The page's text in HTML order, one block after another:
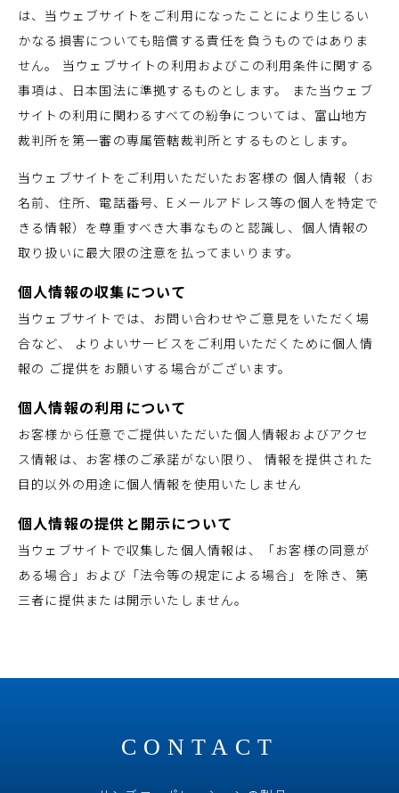
は、当ウェブサイトをご利用になったことにより生じるい
かなる損害についても賠償する責任を負うものではありま
せん。 当ウェブサイトの利用およびこの利用条件に関する
事項は、日本国法に準拠するものとします。 また当ウェブ
サイトの利用に関わるすべての紛争については、富山地方
裁判所を第一審の専属管轄裁判所とするものとします。
当ウェブサイトをご利用いただいたお客様の 個人情報（お
名前、住所、電話番号、Eメールアドレス等の個人を特定で
きる情報）を尊重すべき大事なものと認識し、個人情報の
取り扱いに最大限の注意を払ってまいります。
個人情報の収集について
当ウェブサイトでは、お問い合わせやご意見をいただく場
合など、 よりよいサービスをご利用いただくために個人情
報の ご提供をお願いする場合がございます。
個人情報の利用について
お客様から任意でご提供いただいた個人情報およびアクセ
ス情報は、お客様のご承諾がない限り、 情報を提供された
目的以外の用途に個人情報を使用いたしません
個人情報の提供と開示について
当ウェブサイトで収集した個人情報は、「お客様の同意が
ある場合」および「法令等の規定による場合」を除き、第
三者に提供または開示いたしません。
CONTACT